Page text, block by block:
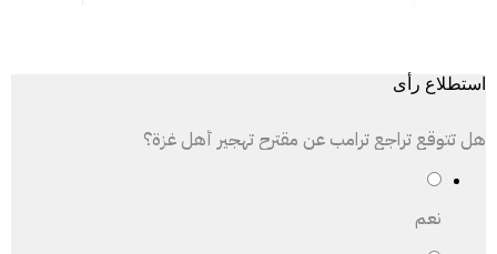
استطلاع رأى
هل تتوقع تراجع ترامب عن مقترح تهجير أهل غزة؟
نعم